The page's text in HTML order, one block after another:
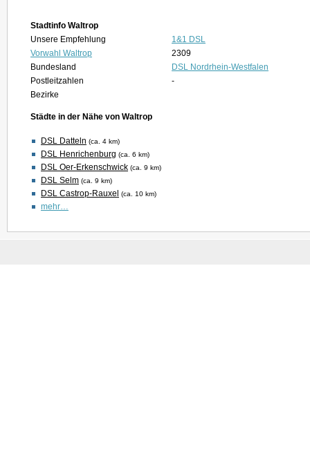
Stadtinfo Waltrop
Unsere Empfehlung
1&1 DSL
Vorwahl Waltrop
2309
Bundesland
DSL Nordrhein-Westfalen
Postleitzahlen
-
Bezirke
Städte in der Nähe von Waltrop
DSL Datteln (ca. 4 km)
DSL Henrichenburg (ca. 6 km)
DSL Oer-Erkenschwick (ca. 9 km)
DSL Selm (ca. 9 km)
DSL Castrop-Rauxel (ca. 10 km)
mehr…